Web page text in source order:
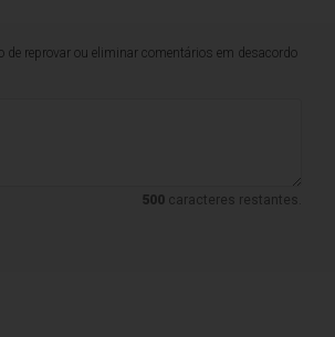
de reprovar ou eliminar comentários em desacordo
500caracteres restantes.